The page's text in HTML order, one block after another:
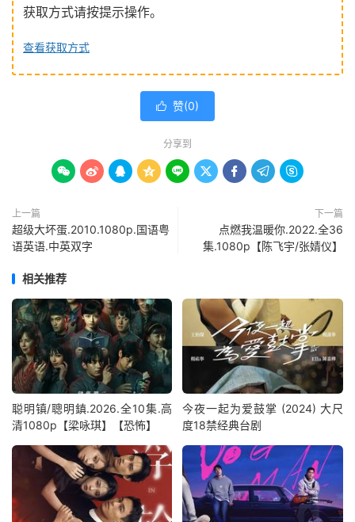
获取方式请按提示操作。
查看获取方式
 赞(0)
分享到
        
上一篇
超级大坏蛋.2010.1080p.国语粤
语英语.中英双字
下一篇
点燃我温暖你.2022.全36
集.1080p【陈飞宇/张婧仪】
相关推荐
聪明镇/聰明鎮.2026.全10集.高
清1080p【梁咏琪】【恐怖】
今夜一起为爱鼓掌 (2024) 大尺
度18禁经典台剧